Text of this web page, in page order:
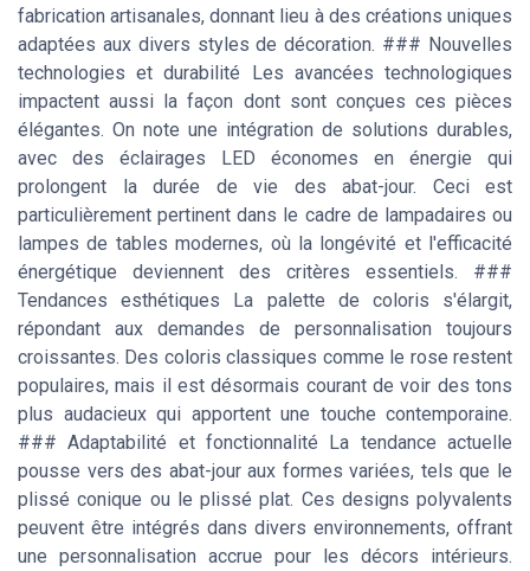
fabrication artisanales, donnant lieu à des créations uniques
adaptées aux divers styles de décoration. ### Nouvelles
technologies et durabilité Les avancées technologiques
impactent aussi la façon dont sont conçues ces pièces
élégantes. On note une intégration de solutions durables,
avec des éclairages LED économes en énergie qui
prolongent la durée de vie des abat-jour. Ceci est
particulièrement pertinent dans le cadre de lampadaires ou
lampes de tables modernes, où la longévité et l'efficacité
énergétique deviennent des critères essentiels. ###
Tendances esthétiques La palette de coloris s'élargit,
répondant aux demandes de personnalisation toujours
croissantes. Des coloris classiques comme le rose restent
populaires, mais il est désormais courant de voir des tons
plus audacieux qui apportent une touche contemporaine.
### Adaptabilité et fonctionnalité La tendance actuelle
pousse vers des abat-jour aux formes variées, tels que le
plissé conique ou le plissé plat. Ces designs polyvalents
peuvent être intégrés dans divers environnements, offrant
une personnalisation accrue pour les décors intérieurs.